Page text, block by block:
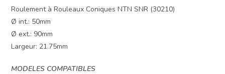
Roulement à Rouleaux Coniques NTN SNR (30210)
Ø int.: 50mm
Ø ext.: 90mm
Largeur: 21.75mm
MODELES COMPATIBLES